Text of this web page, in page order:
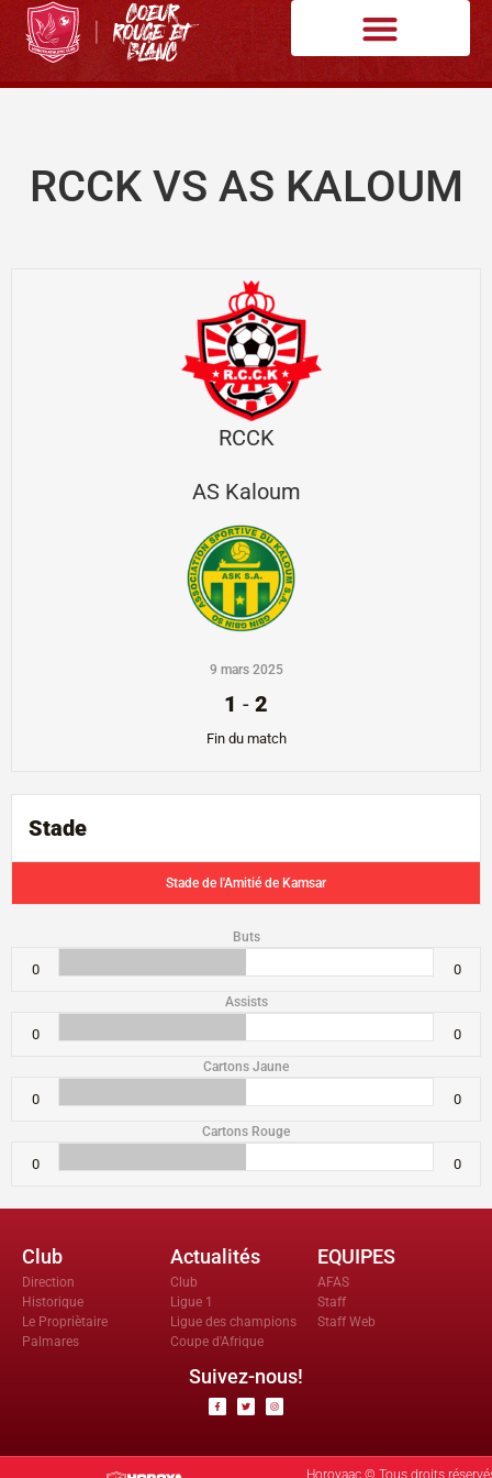
RCCK VS AS KALOUM
RCCK
AS Kaloum
9 mars 2025
1 - 2
Fin du match
Stade
Stade de l'Amitié de Kamsar
Buts
0 0
Assists
0 0
Cartons Jaune
0 0
Cartons Rouge
0 0
Club
Direction
Historique
Le Propriètaire
Palmares
Actualités
Club
Ligue 1
Ligue des champions
Coupe d'Afrique
EQUIPES
AFAS
Staff
Staff Web
Suivez-nous!
Horoyaac © Tous droits